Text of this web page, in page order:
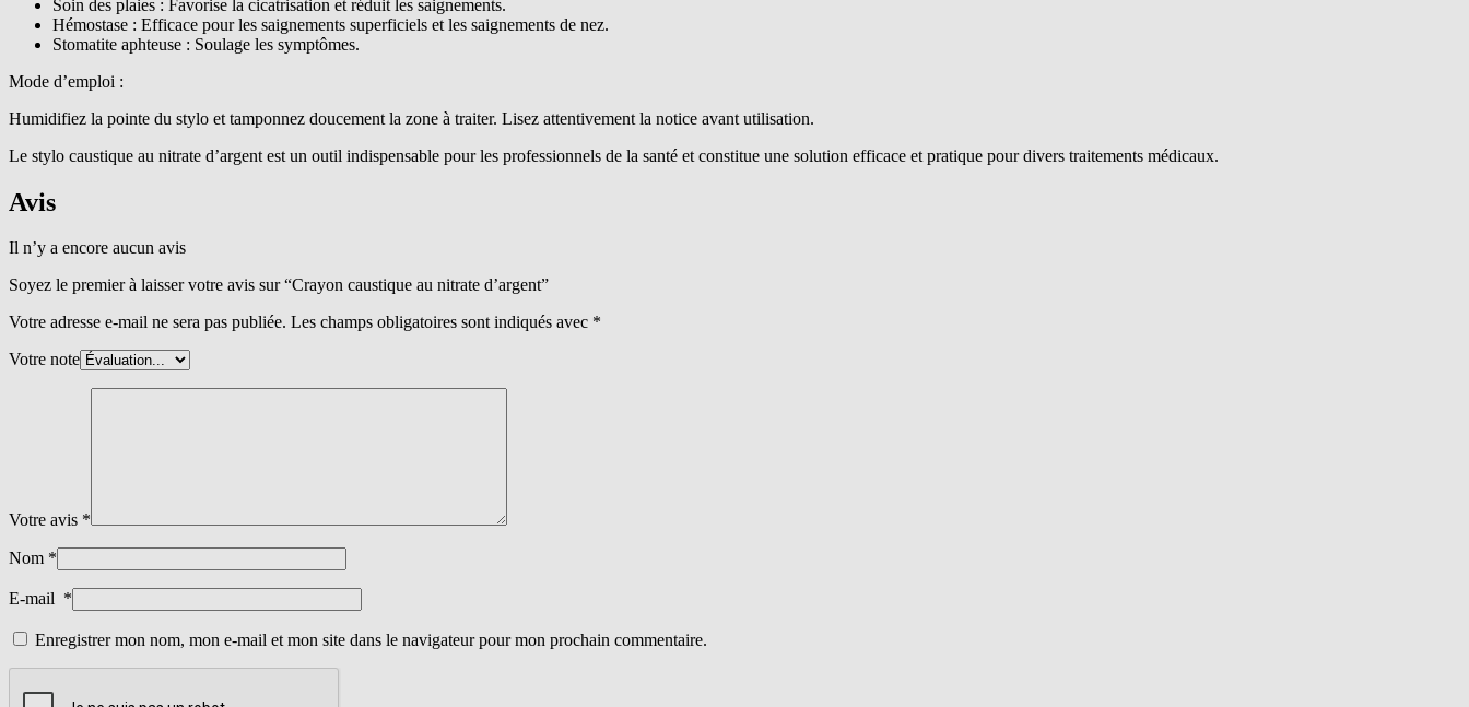
Soin des plaies : Favorise la cicatrisation et réduit les saignements.
Hémostase : Efficace pour les saignements superficiels et les saignements de nez.
Stomatite aphteuse : Soulage les symptômes.
Mode d’emploi :
Humidifiez la pointe du stylo et tamponnez doucement la zone à traiter. Lisez attentivement la notice avant utilisation.
Le stylo caustique au nitrate d’argent est un outil indispensable pour les professionnels de la santé et constitue une solution efficace et pratique pour divers traitements médicaux.
Avis
Il n’y a encore aucun avis
Soyez le premier à laisser votre avis sur “Crayon caustique au nitrate d’argent”
Votre adresse e-mail ne sera pas publiée. Les champs obligatoires sont indiqués avec *
Votre note
Votre avis *
Nom *
E-mail *
Enregistrer mon nom, mon e-mail et mon site dans le navigateur pour mon prochain commentaire.